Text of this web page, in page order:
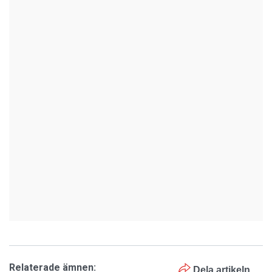
Dela artikeln
Relaterade ämnen: